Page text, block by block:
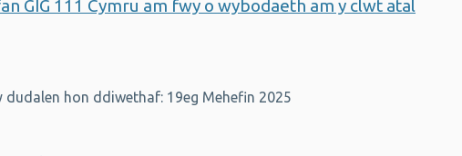
GIG 111 Cymru am fwy o wybodaeth am y clwt atal
dudalen hon ddiwethaf: 19eg Mehefin 2025